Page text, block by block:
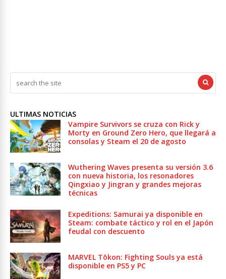
ULTIMAS NOTICIAS
Vampire Survivors se cruza con Rick y
Morty en Ground Zero Hero, que llegará a
consolas y Steam el 20 de agosto
Wuthering Waves presenta su versión 3.6
con nueva historia, los resonadores
Qingxiao y Jingran y grandes mejoras
técnicas
Expeditions: Samurai ya disponible en
Steam: combate táctico y rol en el Japón
feudal con descuento
MARVEL Tōkon: Fighting Souls ya está
disponible en PS5 y PC